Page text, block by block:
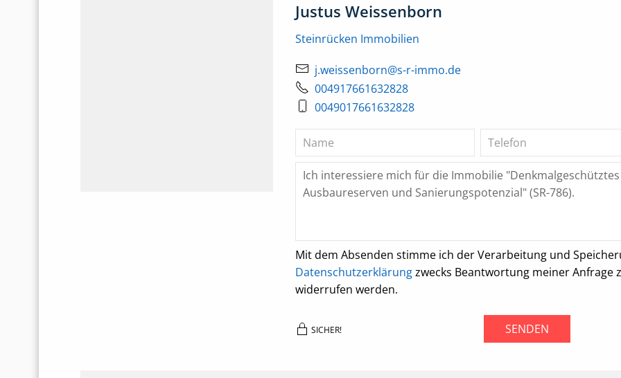
Justus Weissenborn
Steinrücken Immobilien
j.weissenborn@s-r-immo.de
004917661632828
0049017661632828
Mit dem Absenden stimme ich der Verarbeitung und
Datenschutzerklärungzwecks Beantwortung meiner Anfrage
widerrufen werden.
SICHER! SENDEN